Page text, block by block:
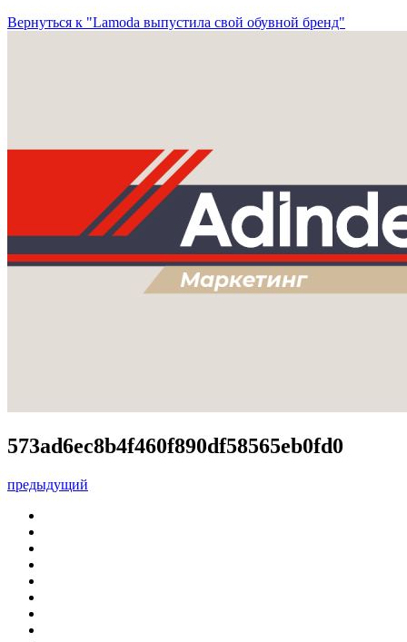
Вернуться к "Lamoda выпустила свой обувной бренд"
573ad6ec8b4f460f890df58565eb0fd0
предыдущий